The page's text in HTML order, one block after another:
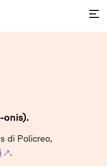
di Policreo,
.